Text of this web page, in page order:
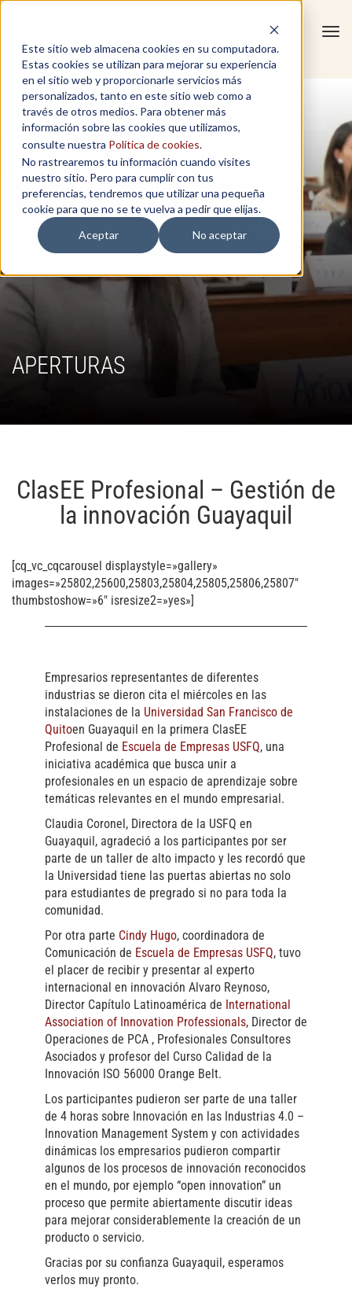
Este sitio web almacena cookies en su computadora.
Estas cookies se utilizan para mejorar su experiencia
en el sitio web y proporcionarle servicios más
personalizados, tanto en este sitio web como a
través de otros medios. Para obtener más
información sobre las cookies que utilizamos,
consulte nuestra Política de cookies.
No rastrearemos tu información cuando visites
nuestro sitio. Pero para cumplir con tus
preferencias, tendremos que utilizar una pequeña
cookie para que no se te vuelva a pedir que elijas.
Aceptar
No aceptar
APERTURAS
ClasEE Profesional – Gestión de
la innovación Guayaquil
[cq_vc_cqcarousel displaystyle=»gallery»
images=»25802,25600,25803,25804,25805,25806,25807″
thumbstoshow=»6″ isresize2=»yes»]
Empresarios representantes de diferentes
industrias se dieron cita el miércoles en las
instalaciones de la Universidad San Francisco de
Quitoen Guayaquil en la primera ClasEE
Profesional de Escuela de Empresas USFQ, una
iniciativa académica que busca unir a
profesionales en un espacio de aprendizaje sobre
temáticas relevantes en el mundo empresarial.
Claudia Coronel, Directora de la USFQ en
Guayaquil, agradeció a los participantes por ser
parte de un taller de alto impacto y les recordó que
la Universidad tiene las puertas abiertas no solo
para estudiantes de pregrado si no para toda la
comunidad.
Por otra parte Cindy Hugo, coordinadora de
Comunicación de Escuela de Empresas USFQ, tuvo
el placer de recibir y presentar al experto
internacional en innovación Alvaro Reynoso,
Director Capítulo Latinoamérica de International
Association of Innovation Professionals, Director de
Operaciones de PCA , Profesionales Consultores
Asociados y profesor del Curso Calidad de la
Innovación ISO 56000 Orange Belt.
Los participantes pudieron ser parte de una taller
de 4 horas sobre Innovación en las Industrias 4.0 –
Innovation Management System y con actividades
dinámicas los empresarios pudieron compartir
algunos de los procesos de innovación reconocidos
en el mundo, por ejemplo “open innovation” un
proceso que permite abiertamente discutir ideas
para mejorar considerablemente la creación de un
producto o servicio.
Gracias por su confianza Guayaquil, esperamos
verlos muy pronto.